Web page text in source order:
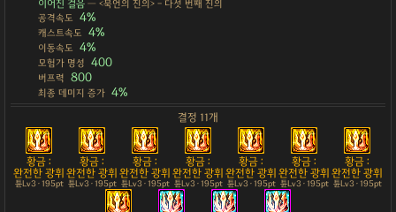
이어진 걸음— <묵언의 진의> - 다섯 번째 진의
공격속도
4%
캐스트속도 4%
이동속도 4%
모험가 명성 400
버프력 800
최종 데미지 증가 4%
결정 11개
황금 :
완전한 광휘
튠Lv3 · 195pt
황금 :
완전한 광휘
튠Lv3 · 195pt
황금 :
완전한 광휘
튠Lv3 · 195pt
황금 :
완전한 광휘
튠Lv3 · 195pt
황금 :
완전한 광휘
튠Lv3 · 195pt
황금 :
완전한 광휘
튠Lv3 · 195pt
황금 :
완전한 광휘
튠Lv3 · 195pt